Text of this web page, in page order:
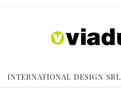
INTERNATIONAL DESIGN SRL